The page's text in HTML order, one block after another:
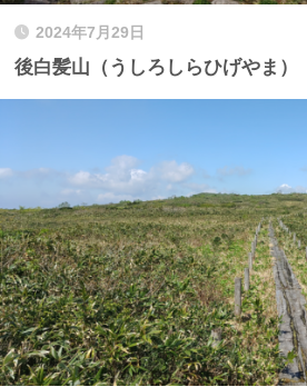
2024年7月29日
後白髪山（うしろしらひげやま）